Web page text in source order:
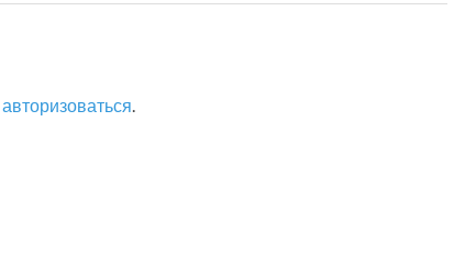
авторизоваться.